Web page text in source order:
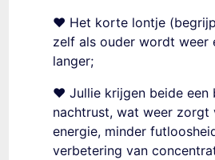
❤️ Het korte lontje
zelf als ouder wordt weer
langer;
❤️ Jullie krijgen beide een
nachtrust, wat weer zorgt
energie, minder
verbetering van